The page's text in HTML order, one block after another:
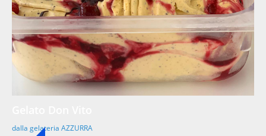
dalla gelateria AZZURRA